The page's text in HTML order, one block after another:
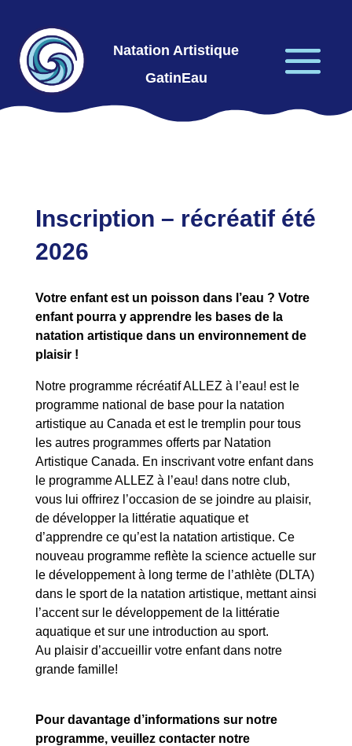
Natation Artistique
GatinEau
Inscription – récréatif été
2026
Votre enfant est un poisson dans l’eau ? Votre
enfant pourra y apprendre les bases de la
natation artistique dans un environnement de
plaisir !
Notre programme récréatif ALLEZ à l’eau! est le
programme national de base pour la natation
artistique au Canada et est le tremplin pour tous
les autres programmes offerts par Natation
Artistique Canada. En inscrivant votre enfant dans
le programme ALLEZ à l’eau! dans notre club,
vous lui offrirez l’occasion de se joindre au plaisir,
de développer la littératie aquatique et
d’apprendre ce qu’est la natation artistique. Ce
nouveau programme reflète la science actuelle sur
le développement à long terme de l’athlète (DLTA)
dans le sport de la natation artistique, mettant ainsi
l’accent sur le développement de la littératie
aquatique et sur une introduction au sport.
Au plaisir d’accueillir votre enfant dans notre
grande famille!
Pour davantage d’informations sur notre
programme, veuillez contacternotre